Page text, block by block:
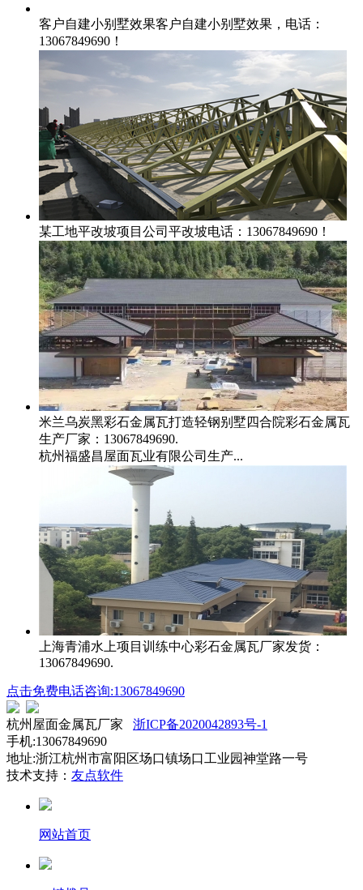
客户自建小别墅效果客户自建小别墅效果，电话：
13067849690！
某工地平改坡项目 公司平改坡电话：13067849690！
米兰乌炭黑彩石金属瓦打造轻钢别墅四合院彩石金属瓦
生产厂家：13067849690.
杭州福盛昌屋面瓦业有限公司生产...
上海青浦水上项目训练中心彩石金属瓦厂家发货：
13067849690.
点击免费电话咨询:13067849690
杭州屋面金属瓦厂家 浙ICP备2020042893号-1
手机:13067849690
地址:浙江杭州市富阳区场口镇场口工业园神堂路一号
技术支持： 友点软件
网站首页